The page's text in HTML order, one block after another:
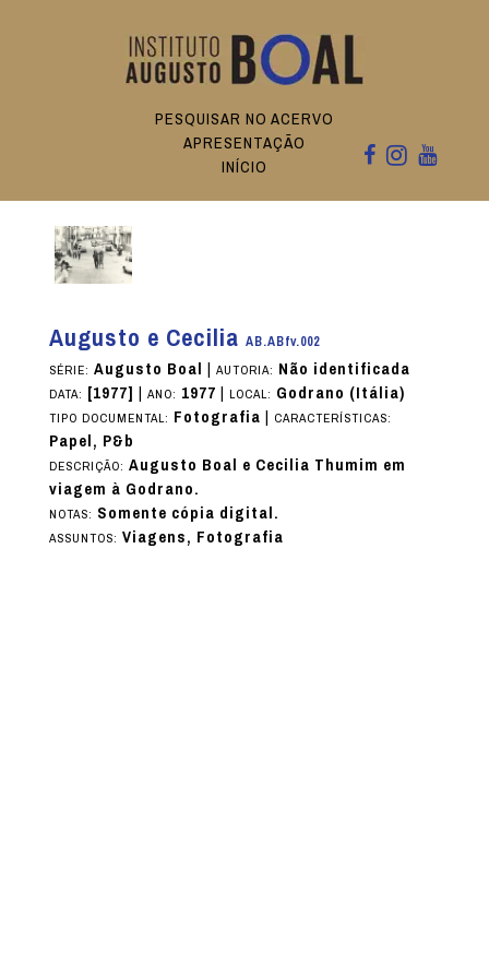
PESQUISAR NO ACERVO
APRESENTAÇÃO
INÍCIO
Augusto e Cecilia AB.ABfv.002
SÉRIE: Augusto Boal | AUTORIA: Não identificada
DATA: [1977] | ANO: 1977| LOCAL: Godrano (Itália)
TIPO DOCUMENTAL: Fotografia| CARACTERÍSTICAS:
Papel, P&b
DESCRIÇÃO: Augusto Boal e Cecilia Thumim em
viagem à Godrano.
NOTAS: Somente cópia digital.
ASSUNTOS: Viagens, Fotografia